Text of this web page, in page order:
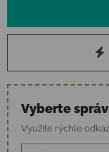
Vyberte
Využite rýchle